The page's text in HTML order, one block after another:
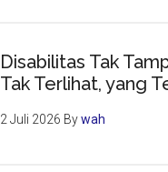
Disabilitas Tak
Tak Terlihat, yang
2 Juli 2026 Bywah